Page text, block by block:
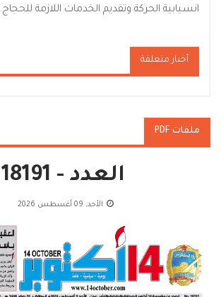
انسيابية الحركة وتقديم الخدمات اللازمة للحجاج.
أخبار متعلقة
ملفات PDF
العدد - 18191
الأحد, 09 أغسطس 2026